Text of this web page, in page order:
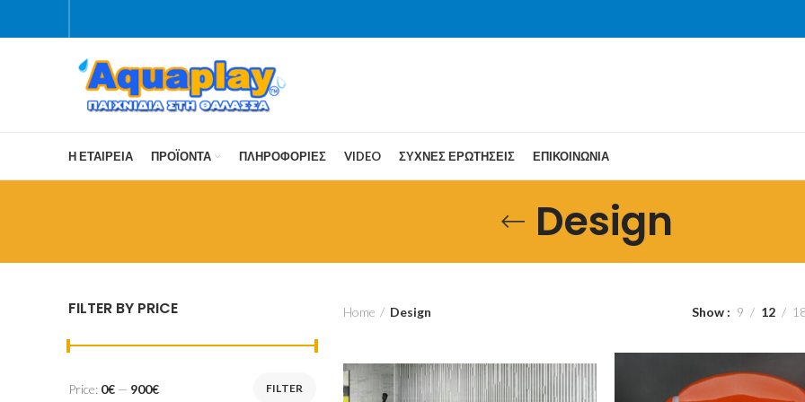
Η ΕΤΑΙΡΕΊΑ ΠΡΟΪΌΝΤΑ ΠΛΗΡΟΦΟΡΊΕΣ VIDEO ΣΥΧΝΈΣ ΕΡΩΤΉΣΕΙΣ ΕΠΙΚΟΙΝΩΝΊΑ
Design
FILTER BY PRICE
FILTER
Price: 0€ — 900€
Home Design Show 9 12